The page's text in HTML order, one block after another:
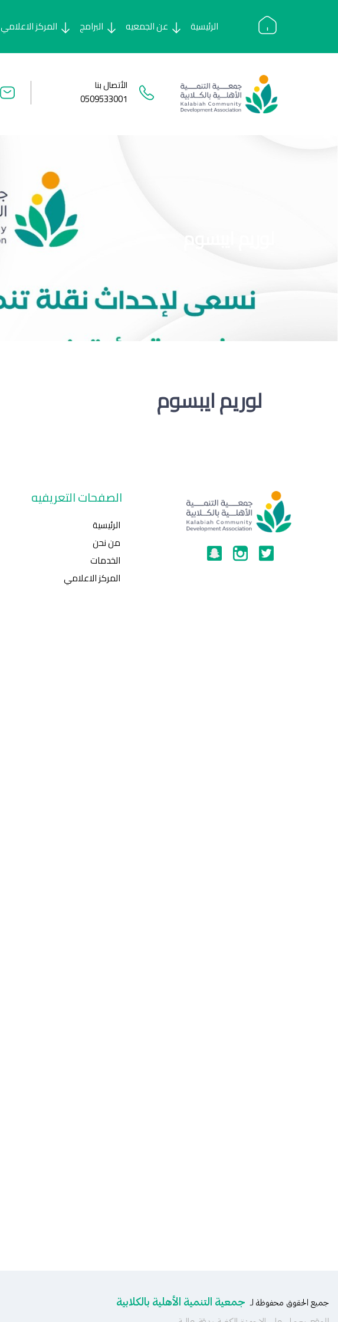
الرئيسية عن الجمعيه البرامج المركز الاعلامي
الأتصال بنا
0509533001
لوريم ايبسوم
الصفحات التعريفيه
الرئيسية
من نحن
الخدمات
المركز الاعلامي
جميع الحقوق محفوظة لـ جمعية التنمية الأهلية بالكلابية